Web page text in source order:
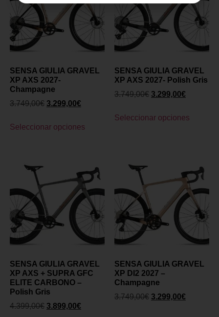
SENSA GIULIA GRAVEL
XP AXS 2027-
Champagne
3.749,00€ 3.299,00€
Seleccionar opciones
SENSA GIULIA GRAVEL
XP AXS 2027- Polish Gris
3.749,00€ 3.299,00€
Seleccionar opciones
SENSA GIULIA GRAVEL
XP AXS + SUPRA GFC
ELITE CARBONO –
Polish Gris
4.399,00€ 3.899,00€
SENSA GIULIA GRAVEL
XP DI2 2027 –
Champagne
3.749,00€ 3.299,00€